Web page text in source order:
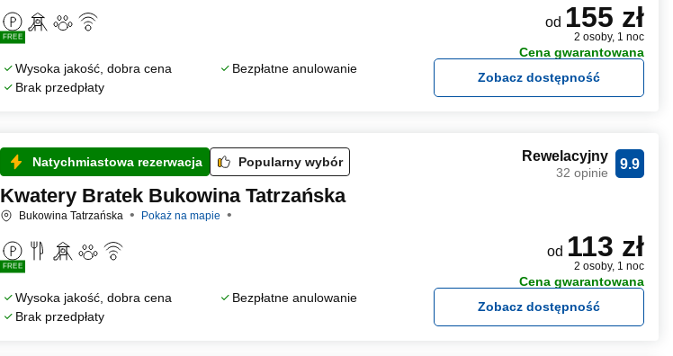
FREE
Wysoka jakość, dobra cena
Bezpłatne anulowanie
Brak przedpłaty
od 155 zł
2 osoby, 1 noc
Cena gwarantowana
Zobacz dostępność
Natychmiastowa rezerwacja Popularny wybór
Kwatery Bratek Bukowina Tatrzańska
Bukowina Tatrzańska Pokaż na mapie
FREE
Wysoka jakość, dobra cena
Bezpłatne anulowanie
Brak przedpłaty
9.9
Rewelacyjny
32 opinie
od 113 zł
2 osoby, 1 noc
Cena gwarantowana
Zobacz dostępność